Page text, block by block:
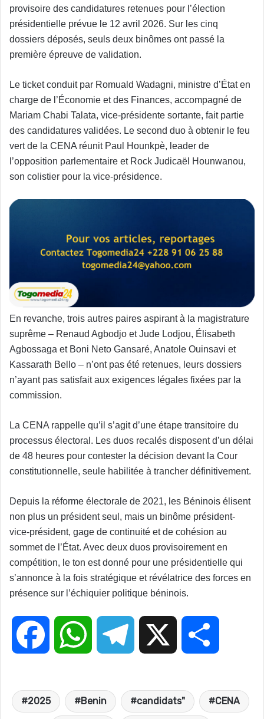
provisoire des candidatures retenues pour l’élection
présidentielle prévue le 12 avril 2026. Sur les cinq
dossiers déposés, seuls deux binômes ont passé la
première épreuve de validation.
Le ticket conduit par Romuald Wadagni, ministre d’État en
charge de l’Économie et des Finances, accompagné de
Mariam Chabi Talata, vice-présidente sortante, fait partie
des candidatures validées. Le second duo à obtenir le feu
vert de la CENA réunit Paul Hounkpè, leader de
l’opposition parlementaire et Rock Judicaël Hounwanou,
son colistier pour la vice-présidence.
En revanche, trois autres paires aspirant à la magistrature
suprême – Renaud Agbodjo et Jude Lodjou, Élisabeth
Agbossaga et Boni Neto Gansaré, Anatole Ouinsavi et
Kassarath Bello – n’ont pas été retenues, leurs dossiers
n’ayant pas satisfait aux exigences légales fixées par la
commission.
La CENA rappelle qu’il s’agit d’une étape transitoire du
processus électoral. Les duos recalés disposent d’un délai
de 48 heures pour contester la décision devant la Cour
constitutionnelle, seule habilitée à trancher définitivement.
Depuis la réforme électorale de 2021, les Béninois élisent
non plus un président seul, mais un binôme président-
vice-président, gage de continuité et de cohésion au
sommet de l’État. Avec deux duos provisoirement en
compétition, le ton est donné pour une présidentielle qui
s’annonce à la fois stratégique et révélatrice des forces en
présence sur l’échiquier politique béninois.
c a l r
2025 Benin candidats" CENA